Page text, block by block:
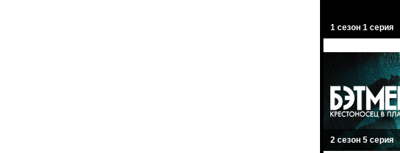
1 сезон 1 серия
2 сезон 5 серия